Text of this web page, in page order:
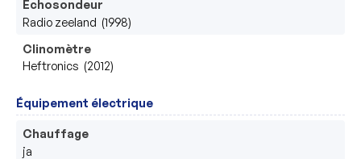
Échosondeur
Radio zeeland  (1998)
Clinomètre
Heftronics  (2012)
Équipement électrique
Chauffage
ja